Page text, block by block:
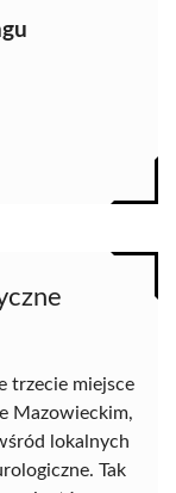
trzecie miejsce
Mazowieckim,
lokalnych
Tak